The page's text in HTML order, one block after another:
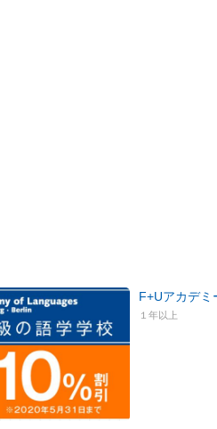
F+Uアカデミ
１年以上